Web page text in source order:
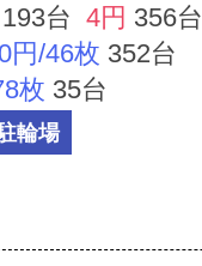
193台 4円 356台
円/46枚 352台
枚 35台
輪場